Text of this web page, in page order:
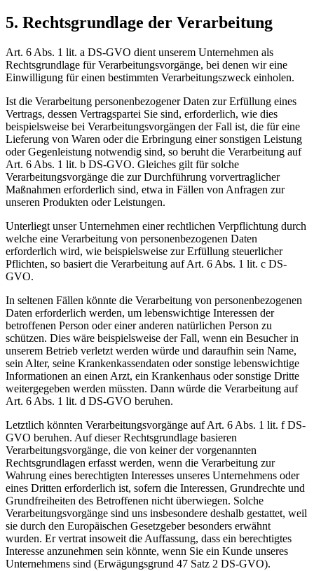
5. Rechtsgrundlage der Verarbeitung
Art. 6 Abs. 1 lit. a DS-GVO dient unserem Unternehmen als
Rechtsgrundlage für Verarbeitungsvorgänge, bei denen wir eine
Einwilligung für einen bestimmten Verarbeitungszweck einholen.
Ist die Verarbeitung personenbezogener Daten zur Erfüllung eines
Vertrags, dessen Vertragspartei Sie sind, erforderlich, wie dies
beispielsweise bei Verarbeitungsvorgängen der Fall ist, die für eine
Lieferung von Waren oder die Erbringung einer sonstigen Leistung
oder Gegenleistung notwendig sind, so beruht die Verarbeitung auf
Art. 6 Abs. 1 lit. b DS-GVO. Gleiches gilt für solche
Verarbeitungsvorgänge die zur Durchführung vorvertraglicher
Maßnahmen erforderlich sind, etwa in Fällen von Anfragen zur
unseren Produkten oder Leistungen.
Unterliegt unser Unternehmen einer rechtlichen Verpflichtung durch
welche eine Verarbeitung von personenbezogenen Daten
erforderlich wird, wie beispielsweise zur Erfüllung steuerlicher
Pflichten, so basiert die Verarbeitung auf Art. 6 Abs. 1 lit. c DS-
GVO.
In seltenen Fällen könnte die Verarbeitung von personenbezogenen
Daten erforderlich werden, um lebenswichtige Interessen der
betroffenen Person oder einer anderen natürlichen Person zu
schützen. Dies wäre beispielsweise der Fall, wenn ein Besucher in
unserem Betrieb verletzt werden würde und daraufhin sein Name,
sein Alter, seine Krankenkassendaten oder sonstige lebenswichtige
Informationen an einen Arzt, ein Krankenhaus oder sonstige Dritte
weitergegeben werden müssten. Dann würde die Verarbeitung auf
Art. 6 Abs. 1 lit. d DS-GVO beruhen.
Letztlich könnten Verarbeitungsvorgänge auf Art. 6 Abs. 1 lit. f DS-
GVO beruhen. Auf dieser Rechtsgrundlage basieren
Verarbeitungsvorgänge, die von keiner der vorgenannten
Rechtsgrundlagen erfasst werden, wenn die Verarbeitung zur
Wahrung eines berechtigten Interesses unseres Unternehmens oder
eines Dritten erforderlich ist, sofern die Interessen, Grundrechte und
Grundfreiheiten des Betroffenen nicht überwiegen. Solche
Verarbeitungsvorgänge sind uns insbesondere deshalb gestattet, weil
sie durch den Europäischen Gesetzgeber besonders erwähnt
wurden. Er vertrat insoweit die Auffassung, dass ein berechtigtes
Interesse anzunehmen sein könnte, wenn Sie ein Kunde unseres
Unternehmens sind (Erwägungsgrund 47 Satz 2 DS-GVO).